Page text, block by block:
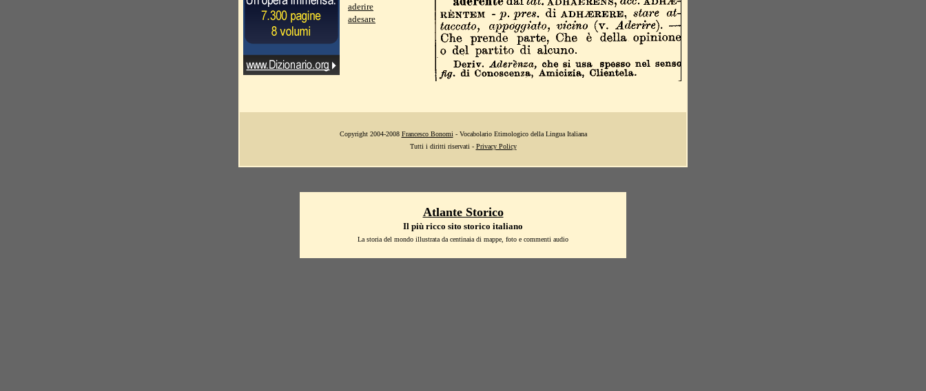
aderire
adesare
Copyright 2004-2008 Francesco Bonomi - Vocabolario Etimologico della Lingua Italiana
Tutti i diritti riservati - Privacy Policy
Atlante Storico
Il più ricco sito storico italiano
La storia del mondo illustrata da centinaia di mappe, foto e commenti audio